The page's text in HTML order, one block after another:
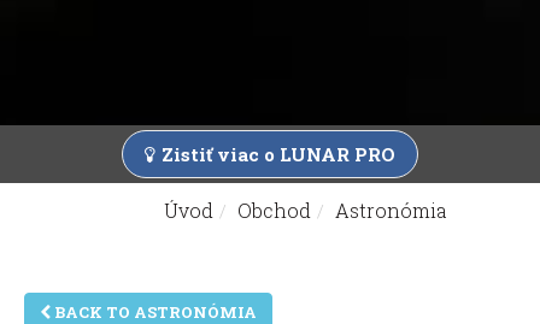
Zistiť viac o LUNAR PRO
Úvod Obchod Astronómia
BACK TO ASTRONÓMIA